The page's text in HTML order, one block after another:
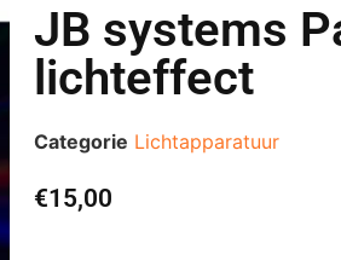
JB systems
lichteffect
Categorie Lichtapparatuur
€15,00